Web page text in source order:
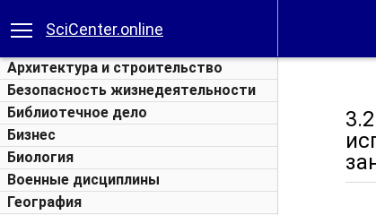
SciCenter.online
Архитектура и строительство
Безопасность жизнедеятельности
Библиотечное дело
Бизнес
Биология
Военные дисциплины
География